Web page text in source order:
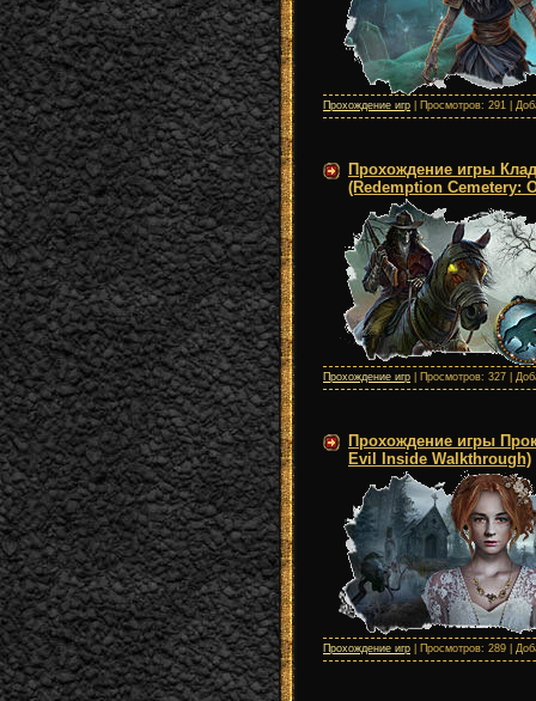
Прохождение игр | Просмотров: 291 |
Прохождение игры
(Redemption Cemetery:
Прохождение игр | Просмотров: 327 |
Прохождение игры
Evil Inside Walkthrough)
Прохождение игр | Просмотров: 289 |